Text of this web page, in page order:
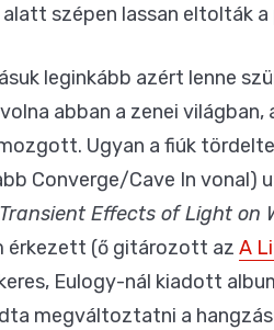
szépen lassan eltolták
leginkább azért lenne
abban a zenei világban,
Ugyan a fiúk
Converge/Cave In vonal)
Effects of Light on
érkezett (ő gitározott az A
Eulogy-nál kiadott
megváltoztatni a